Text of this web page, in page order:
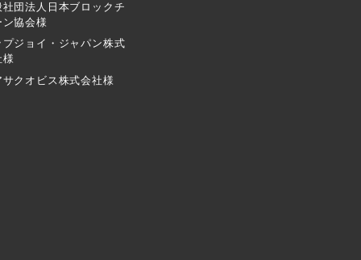
社団法人日本ブロックチ
ン協会様
プジョイ・ジャパン株式
様
サクオビス株式会社様